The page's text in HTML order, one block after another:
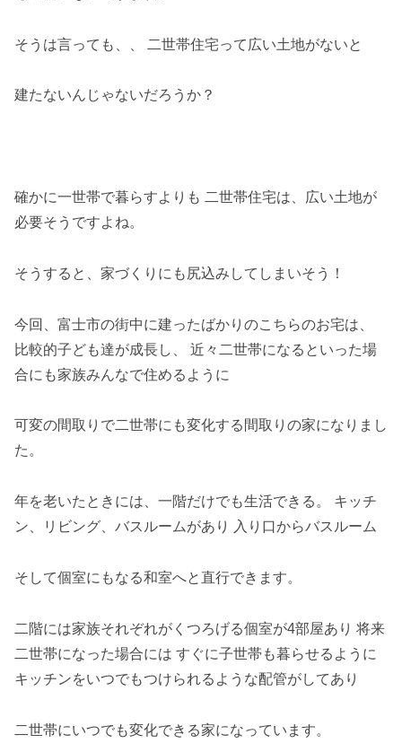
そうは言っても、、 二世帯住宅って広い土地がないと
建たないんじゃないだろうか？
確かに一世帯で暮らすよりも 二世帯住宅は、広い土地が
必要そうですよね。
そうすると、家づくりにも尻込みしてしまいそう！
今回、富士市の街中に建ったばかりのこちらのお宅は、
比較的子ども達が成長し、 近々二世帯になるといった場
合にも家族みんなで住めるように
可変の間取りで二世帯にも変化する間取りの家になりまし
た。
年を老いたときには、一階だけでも生活できる。 キッチ
ン、リビング、バスルームがあり 入り口からバスルーム
そして個室にもなる和室へと直行できます。
二階には家族それぞれがくつろげる個室が4部屋あり 将来
二世帯になった場合には すぐに子世帯も暮らせるように
キッチンをいつでもつけられるような配管がしてあり
二世帯にいつでも変化できる家になっています。